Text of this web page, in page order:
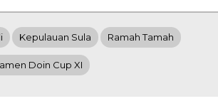
Kepulauan Sula Ramah Tamah
Doin Cup XI